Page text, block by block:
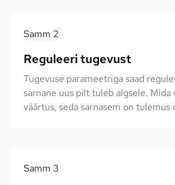
Samm 2
Reguleeri tugevust
Tugevuse parameetriga saad
sarnane uus pilt tuleb algsele. Mida
väärtus, seda sarnasem on tulemus
Samm 3